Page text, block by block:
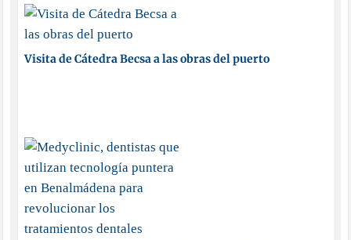
Visita de Cátedra Becsa a las obras del puerto